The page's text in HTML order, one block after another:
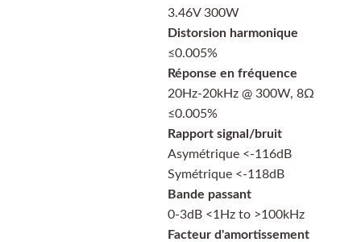
3.46V 300W
Distorsion harmonique
≤0.005%
Réponse en fréquence
20Hz-20kHz @ 300W, 8Ω
≤0.005%
Rapport signal/bruit
Asymétrique <-116dB
Symétrique <-118dB
Bande passant
0-3dB <1Hz to >100kHz
Facteur d'amortissement